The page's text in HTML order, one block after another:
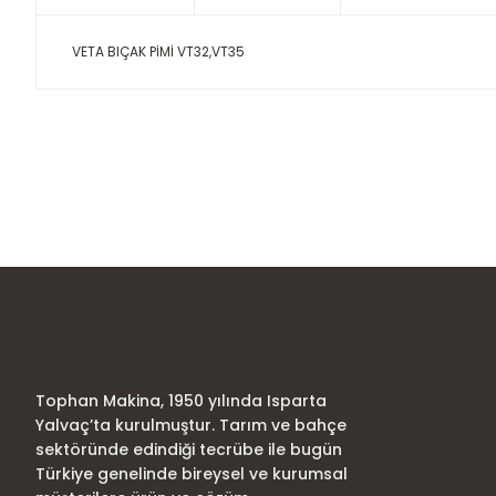
VETA BIÇAK PİMİ VT32,VT35
Ürün bilgilerinde hatalar bulunuyor.
Tophan Makina, 1950 yılında Isparta
Yalvaç’ta kurulmuştur. Tarım ve bahçe
sektöründe edindiği tecrübe ile bugün
Türkiye genelinde bireysel ve kurumsal